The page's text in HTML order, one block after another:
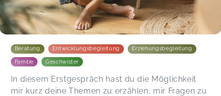
Beratung Entwicklungsbegleitung Erziehungsbegleitung
Familie Geschwister
In diesem Erstgespräch hast du die Möglichkeit
mir kurz deine Themen zu erzählen, mir Fragen zu